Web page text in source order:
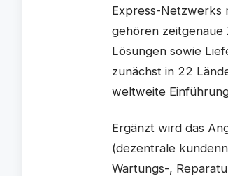
Express-Netzwerks
gehören
Lösungen sowie
zunächst in 22
weltweite
Ergänzt wird das
(dezentrale
Wartungs-,